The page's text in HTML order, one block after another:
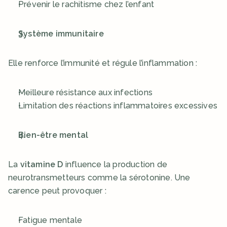
Prévenir le rachitisme chez l’enfant
Système immunitaire
Elle renforce l’immunité et régule l’inflammation :
Meilleure résistance aux infections
Limitation des réactions inflammatoires excessives
Bien-être mental
La vitamine D influence la production de
neurotransmetteurs comme la sérotonine. Une
carence peut provoquer :
Fatigue mentale